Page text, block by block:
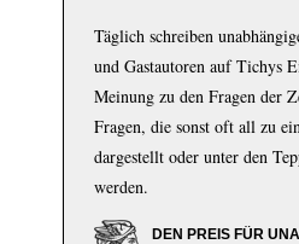
Täglich schreiben
und Gastautoren auf Tichys
Meinung zu den Fragen der
Fragen, die sonst oft all zu
dargestellt oder unter den
werden.
DEN PREIS FÜR